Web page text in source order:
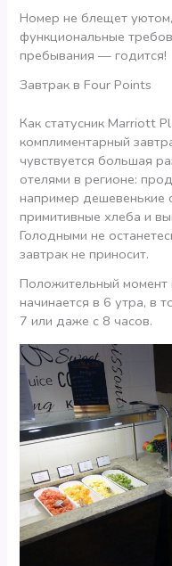
Номер не блещет
функциональные
пребывания — годится!
Завтрак в Four Points
Как статусник Marriott
комплиментарный
чувствуется большая
отелями в регионе:
например дешевенькие
примитивные хлеба и
Голодными не
завтрак не приносит.
Положительный момент
начинается в 6 утра, в
7 или даже с 8 часов.